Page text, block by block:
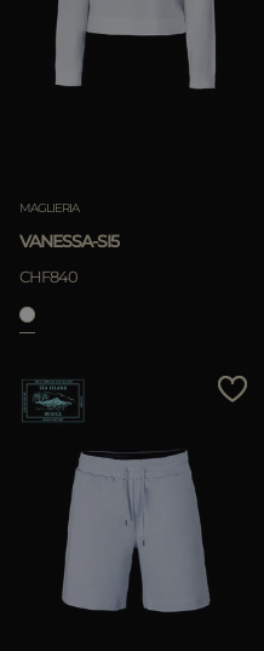
MAGLIERIA
VANESSA-SI5
CHF840